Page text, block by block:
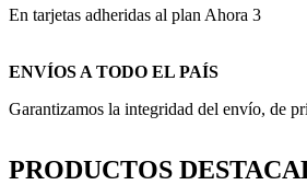
En tarjetas adheridas al plan Ahora 3
ENVÍOS A TODO EL PAÍS
Garantizamos la integridad del envío, de
PRODUCTOS